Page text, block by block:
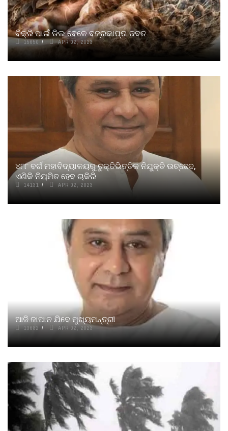
ବିକ୍ରି ପାଇଁ ଡିଲ ବେଳେ ବଜ୍ରକାପ୍ତା ଜବତ
15650 APR 02, 2023
୪୮୮ ବର୍ଗ ମହାବିଦ୍ୟାଳୟରୁ ଚୁକ୍ତିଭିତ୍ତିକ ନିଯୁକ୍ତି ଉଚ୍ଛେଦ,
ଏଣିକି ନିୟମିତ ହେବ ଚାକିରି
14131 APR 02, 2023
ଆଜି ଜାପାନ ଯିବେ ମୁଖ୍ୟମନ୍ତ୍ରୀ
13682 APR 02, 2023